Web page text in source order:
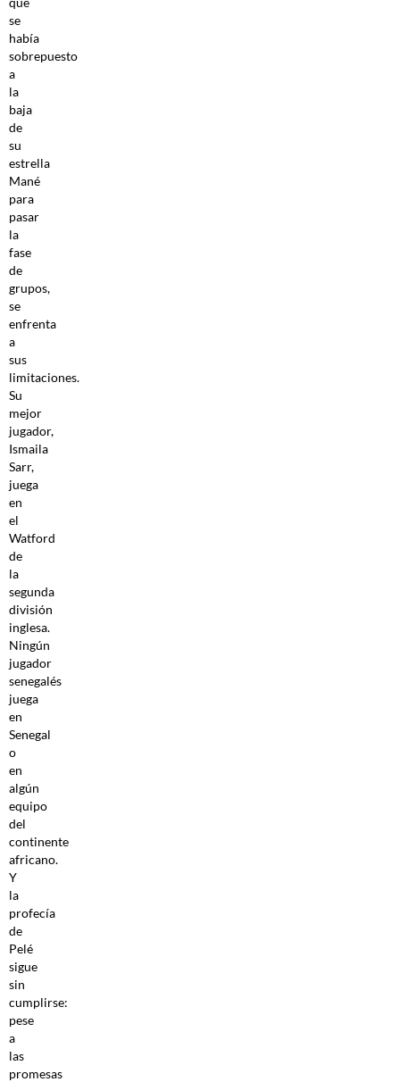
se
había
sobrepuesto
a
la
baja
de
su
estrella
Mané
para
pasar
la
fase
de
grupos,
se
enfrenta
a
sus
limitaciones.
Su
mejor
jugador,
Ismaila
Sarr,
juega
en
el
Watford
de
la
segunda
división
inglesa.
Ningún
jugador
senegalés
juega
en
Senegal
o
en
algún
equipo
del
continente
africano.
Y
la
profecía
de
Pelé
sigue
sin
cumplirse:
pese
a
las
promesas